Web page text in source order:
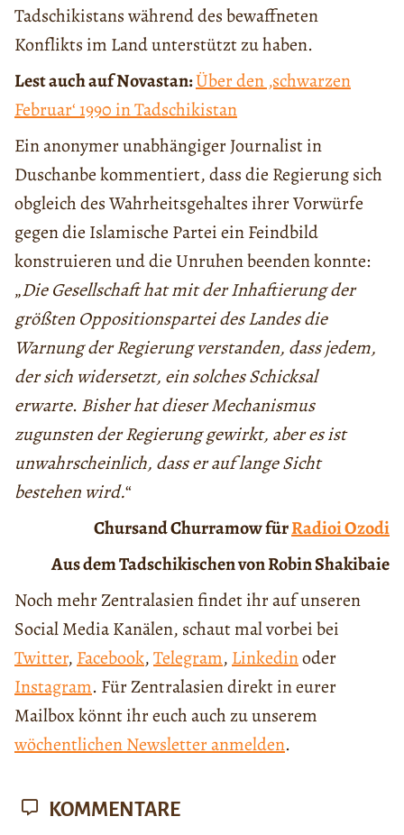
Tadschikistans während des bewaffneten
Konflikts im Land unterstützt zu haben.
Lest auch auf Novastan:Über den ‚schwarzen
Februar‘ 1990 in Tadschikistan
Ein anonymer unabhängiger Journalist in
Duschanbe kommentiert, dass die Regierung sich
obgleich des Wahrheitsgehaltes ihrer Vorwürfe
gegen die Islamische Partei ein Feindbild
konstruieren und die Unruhen beenden konnte:
„Die Gesellschaft hat mit der Inhaftierung der
größten Oppositionspartei des Landes die
Warnung der Regierung verstanden, dass jedem,
der sich widersetzt, ein solches Schicksal
erwarte. Bisher hat dieser Mechanismus
zugunsten der Regierung gewirkt, aber es ist
unwahrscheinlich, dass er auf lange Sicht
bestehen wird.“
Chursand Churramow fürRadioi Ozodi
Aus dem Tadschikischen von Robin Shakibaie
Noch mehr Zentralasien findet ihr auf unseren
Social Media Kanälen, schaut mal vorbei bei
Twitter, Facebook,Telegram, Linkedinoder
Instagram. Für Zentralasien direkt in eurer
Mailbox könnt ihr euch auch zu unserem
wöchentlichen Newsletter anmelden.
KOMMENTARE